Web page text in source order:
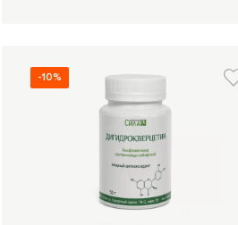
-10%